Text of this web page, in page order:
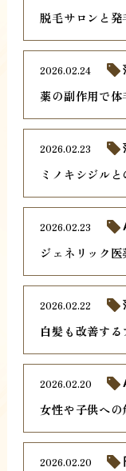
脱毛サロンと
薬の副作用で
2026.02.24
ミノキシジル
2026.02.23
ジェネリック
2026.02.23
白髪も改善す
2026.02.22
女性や子供へ
2026.02.20
2026.02.20